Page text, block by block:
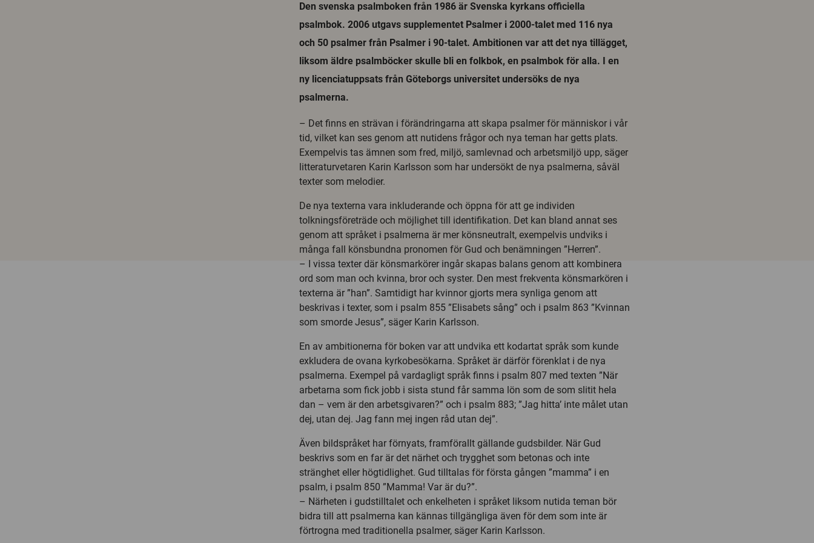
Den svenska psalmboken från 1986 är Svenska kyrkans officiella
psalmbok. 2006 utgavs supplementet Psalmer i 2000-talet med 116 nya
och 50 psalmer från Psalmer i 90-talet. Ambitionen var att det nya tillägget,
liksom äldre psalmböcker skulle bli en folkbok, en psalmbok för alla. I en
ny licenciatuppsats från Göteborgs universitet undersöks de nya
psalmerna.
– Det finns en strävan i förändringarna att skapa psalmer för människor i vår
tid, vilket kan ses genom att nutidens frågor och nya teman har getts plats.
Exempelvis tas ämnen som fred, miljö, samlevnad och arbetsmiljö upp, säger
litteraturvetaren Karin Karlsson som har undersökt de nya psalmerna, såväl
texter som melodier.
De nya texterna vara inkluderande och öppna för att ge individen
tolkningsföreträde och möjlighet till identifikation. Det kan bland annat ses
genom att språket i psalmerna är mer könsneutralt, exempelvis undviks i
många fall könsbundna pronomen för Gud och benämningen ”Herren”.
– I vissa texter där könsmarkörer ingår skapas balans genom att kombinera
ord som man och kvinna, bror och syster. Den mest frekventa könsmarkören i
texterna är ”han”. Samtidigt har kvinnor gjorts mera synliga genom att
beskrivas i texter, som i psalm 855 ”Elisabets sång” och i psalm 863 ”Kvinnan
som smorde Jesus”, säger Karin Karlsson.
En av ambitionerna för boken var att undvika ett kodartat språk som kunde
exkludera de ovana kyrkobesökarna. Språket är därför förenklat i de nya
psalmerna. Exempel på vardagligt språk finns i psalm 807 med texten ”När
arbetarna som fick jobb i sista stund får samma lön som de som slitit hela
dan – vem är den arbetsgivaren?” och i psalm 883; ”Jag hitta’ inte målet utan
dej, utan dej. Jag fann mej ingen råd utan dej”.
Även bildspråket har förnyats, framförallt gällande gudsbilder. När Gud
beskrivs som en far är det närhet och trygghet som betonas och inte
stränghet eller högtidlighet. Gud tilltalas för första gången ”mamma” i en
psalm, i psalm 850 ”Mamma! Var är du?”.
– Närheten i gudstilltalet och enkelheten i språket liksom nutida teman bör
bidra till att psalmerna kan kännas tillgängliga även för dem som inte är
förtrogna med traditionella psalmer, säger Karin Karlsson.